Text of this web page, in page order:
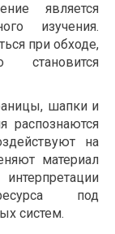
является
изучения.
при обходе,
становится
шапки и
распознаются
на
материал
под
систем.